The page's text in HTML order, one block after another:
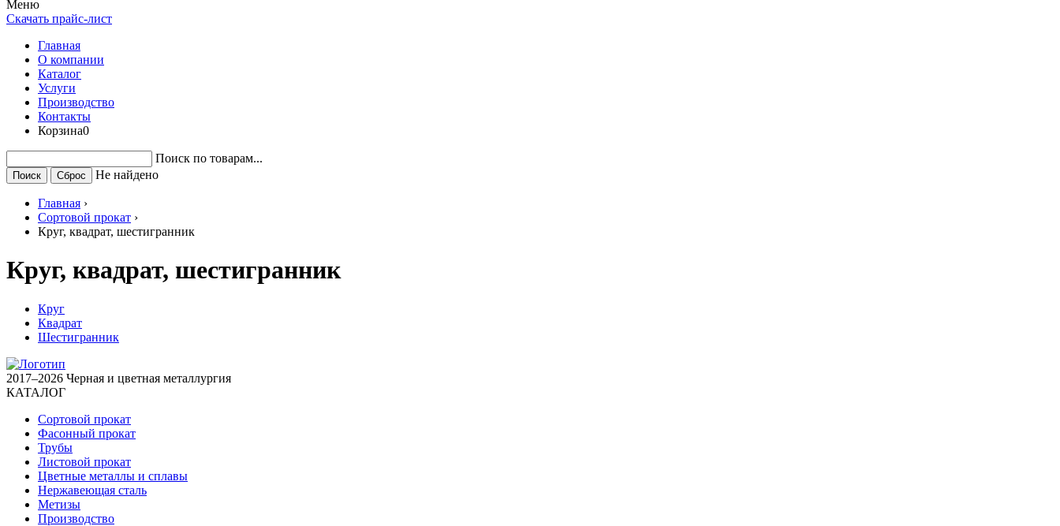
Меню
Скачать прайс-лист
Главная
О компании
Каталог
Услуги
Производство
Контакты
Корзина0
Поиск по товарам...
Не найдено
Главная ›
Сортовой прокат ›
Круг, квадрат, шестигранник
Круг, квадрат, шестигранник
Круг
Квадрат
Шестигранник
2017–2026 Черная и цветная металлургия
КАТАЛОГ
Сортовой прокат
Фасонный прокат
Трубы
Листовой прокат
Цветные металлы и сплавы
Нержавеющая сталь
Метизы
Производство